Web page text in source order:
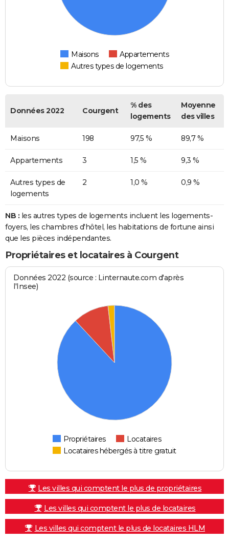
Maisons
Appartements
Autres types de logements
Données 2022 Courgent
% des
logements
Moyenne
des villes
Maisons 198 97,5 % 89,7 %
Appartements 3 1,5 % 9,3 %
Autres types de
logements
2 1,0 % 0,9 %
NB : les autres types de logements incluent les logements-
foyers, les chambres d'hôtel, les habitations de fortune ainsi
que les pièces indépendantes.
Propriétaires et locataires à Courgent
Données 2022 (source : Linternaute.com d'après
l'Insee)
Propriétaires
Locataires
Locataires hébergés à titre gratuit
Les villes qui comptent le plus de propriétaires
Les villes qui comptent le plus de locataires
Les villes qui comptent le plus de locataires HLM